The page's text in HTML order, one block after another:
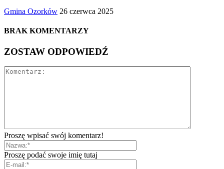
Gmina Ozorków 26 czerwca 2025
BRAK KOMENTARZY
ZOSTAW ODPOWIEDŹ
Proszę wpisać swój komentarz!
Proszę podać swoje imię tutaj